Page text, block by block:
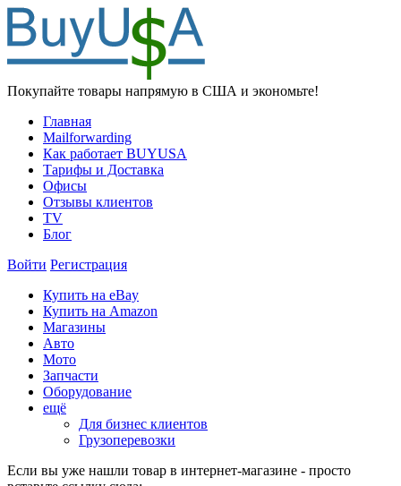
Покупайте товары напрямую в США и экономьте!
Главная
Mailforwarding
Как работает BUYUSA
Тарифы и Доставка
Офисы
Отзывы клиентов
TV
Блог
Войти Регистрация
Купить на eBay
Купить на Amazon
Магазины
Авто
Мото
Запчасти
Оборудование
ещё
Для бизнес клиентов
Грузоперевозки
Если вы уже нашли товар в интернет-магазине - просто